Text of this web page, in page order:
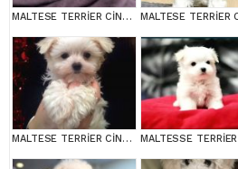
MALTESE TERRİER CİNSİ YAVRULAR
MALTESE TERRİER CİNSİ YAVRULAR MALTESSE TERRİER